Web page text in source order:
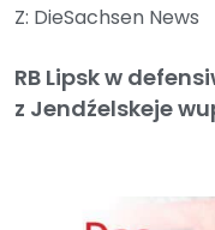
Z: DieSachsen News
RB Lipsk w
z Jendźelskeje